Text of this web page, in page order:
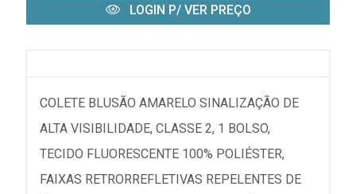
LOGIN P/ VER PREÇO
COLETE BLUSÃO AMARELO SINALIZAÇÃO DE
ALTA VISIBILIDADE, CLASSE 2, 1 BOLSO,
TECIDO FLUORESCENTE 100% POLIÉSTER,
FAIXAS RETRORREFLETIVAS REPELENTES DE